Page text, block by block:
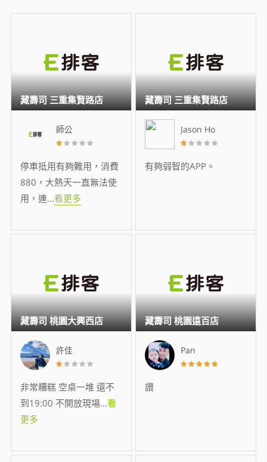
師公
停車抵用有夠難用，消費
880，大熱天一直無法使
用，連...看更多
藏壽司 三重集賢路店
Jason Ho
有夠弱智的APP。
藏壽司 三重集賢路店
許佳
非常糟糕 空桌一堆 還不
到19:00 不開放現場...看
更多
藏壽司 桃園大興西店
Pan
讚
藏壽司 桃園遠百店